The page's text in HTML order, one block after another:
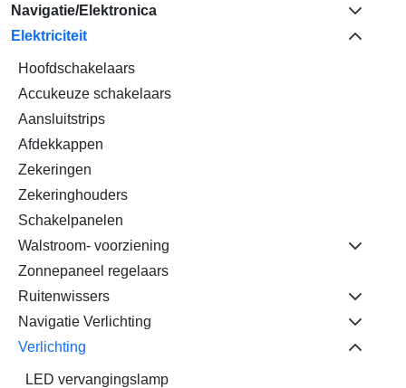
Navigatie/Elektronica
Elektriciteit
Hoofdschakelaars
Accukeuze schakelaars
Aansluitstrips
Afdekkappen
Zekeringen
Zekeringhouders
Schakelpanelen
Walstroom- voorziening
Zonnepaneel regelaars
Ruitenwissers
Navigatie Verlichting
Verlichting
LED vervangingslamp